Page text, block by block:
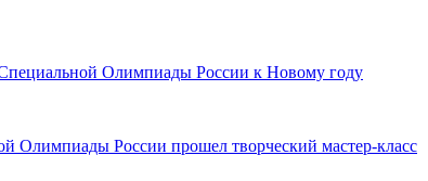
Специальной Олимпиады России к Новому году
Олимпиады России прошел творческий мастер-класс